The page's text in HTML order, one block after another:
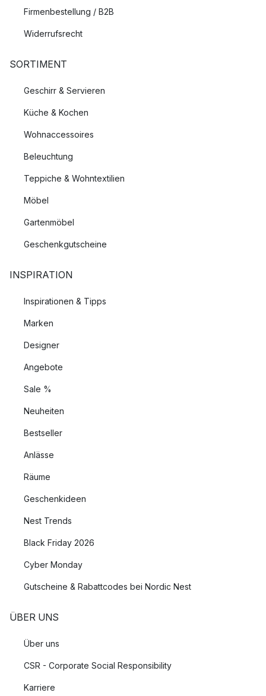
Firmenbestellung / B2B
Widerrufsrecht
SORTIMENT
Geschirr & Servieren
Küche & Kochen
Wohnaccessoires
Beleuchtung
Teppiche & Wohntextilien
Möbel
Gartenmöbel
Geschenkgutscheine
INSPIRATION
Inspirationen & Tipps
Marken
Designer
Angebote
Sale %
Neuheiten
Bestseller
Anlässe
Räume
Geschenkideen
Nest Trends
Black Friday 2026
Cyber Monday
Gutscheine & Rabattcodes bei Nordic Nest
ÜBER UNS
Über uns
CSR - Corporate Social Responsibility
Karriere